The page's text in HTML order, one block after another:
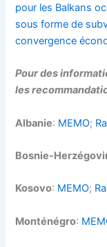
pour les Balkans
sous forme de
convergence
Pour des
les
Albanie: MEMO;
Bosnie-
Kosovo: MEMO;
Monténégro: